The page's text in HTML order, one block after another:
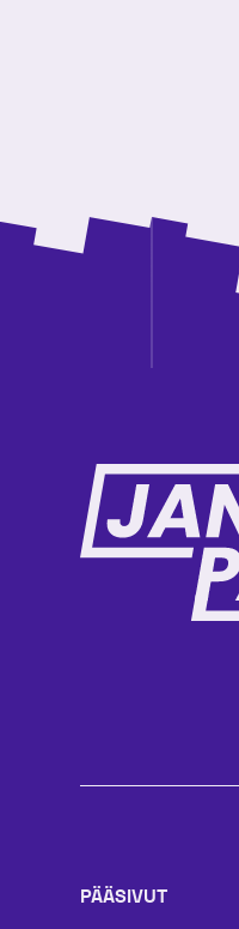
PÄÄSIVUT